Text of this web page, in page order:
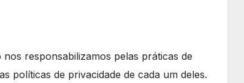
responsabilizamos pelas práticas de
políticas de privacidade de cada um deles.